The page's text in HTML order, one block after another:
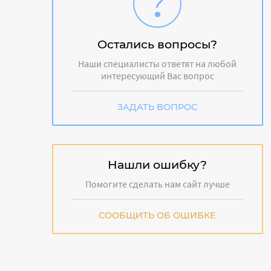
Остались вопросы?
Наши специалисты ответят на любой
интересующий Вас вопрос
ЗАДАТЬ ВОПРОС
Нашли ошибку?
Помогите сделать нам сайт лучше
СООБЩИТЬ ОБ ОШИБКЕ